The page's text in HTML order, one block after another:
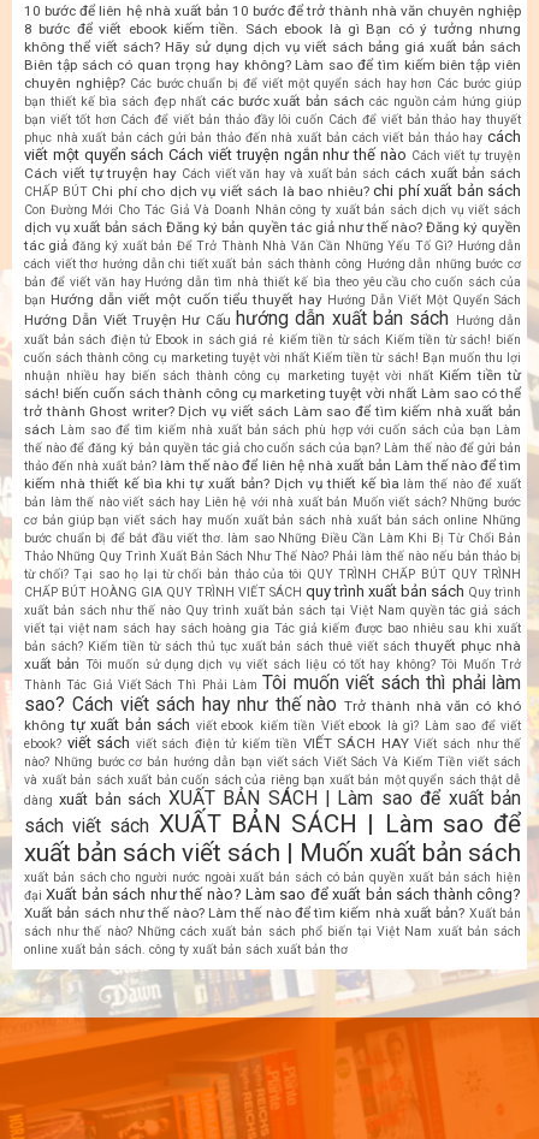
10 bước để liên hệ nhà xuất bản 10 bước để trở thành nhà văn chuyên nghiệp
8 bước để viết ebook kiếm tiền. Sách ebook là gì Bạn có ý tưởng nhưng
không thể viết sách? Hãy sử dụng dịch vụ viết sách bảng giá xuất bản sách
Biên tập sách có quan trọng hay không? Làm sao để tìm kiếm biên tập viên
chuyên nghiệp? Các bước chuẩn bị để viết một quyển sách hay hơn Các bước giúp
bạn thiết kế bìa sách đẹp nhất các bước xuất bản sách các nguồn cảm hứng giúp
bạn viết tốt hơn Cách để viết bản thảo đầy lôi cuốn Cách để viết bản thảo hay thuyết
phục nhà xuất bản cách gửi bản thảo đến nhà xuất bản cách viết bản thảo hay cách
viết một quyển sách Cách viết truyện ngắn như thế nào Cách viết tự truyện
Cách viết tự truyện hay Cách viết văn hay và xuất bản sách cách xuất bản sách
CHẤP BÚT Chi phí cho dịch vụ viết sách là bao nhiêu? chi phí xuất bản sách
Con Đường Mới Cho Tác Giả Và Doanh Nhân công ty xuất bản sách dịch vụ viết sách
dịch vụ xuất bản sách Đăng ký bản quyền tác giả như thế nào? Đăng ký quyền
tác giả đăng ký xuất bản Để Trở Thành Nhà Văn Cần Những Yếu Tố Gì? Hướng dẫn
cách viết thơ hướng dẫn chi tiết xuất bản sách thành công Hướng dẫn những bước cơ
bản để viết văn hay Hướng dẫn tìm nhà thiết kế bìa theo yêu cầu cho cuốn sách của
bạn Hướng dẫn viết một cuốn tiểu thuyết hay Hướng Dẫn Viết Một Quyển Sách
Hướng Dẫn Viết Truyện Hư Cấu hướng dẫn xuất bản sách
Hướng dẫn
xuất bản sách điện tử Ebook in sách giá rẻ kiếm tiền từ sách Kiếm tiền từ sách! biến
cuốn sách thành công cụ marketing tuyệt vời nhất Kiếm tiền từ sách! Bạn muốn thu lợi
nhuận nhiều hay biến sách thành công cụ marketing tuyệt vời nhất Kiếm tiền từ
sách! biến cuốn sách thành công cụ marketing tuyệt vời nhất Làm sao có thể
trở thành Ghost writer? Dịch vụ viết sách Làm sao để tìm kiếm nhà xuất bản
sách Làm sao để tìm kiếm nhà xuất bản sách phù hợp với cuốn sách của bạn Làm
thế nào để đăng ký bản quyền tác giả cho cuốn sách của bạn? Làm thế nào để gửi bản
thảo đến nhà xuất bản? làm thế nào để liên hệ nhà xuất bản Làm thế nào để tìm
kiếm nhà thiết kế bìa khi tự xuất bản? Dịch vụ thiết kế bìa làm thế nào để xuất
bản làm thế nào viết sách hay Liên hệ với nhà xuất bản Muốn viết sách? Những bước
cơ bản giúp bạn viết sách hay muốn xuất bản sách nhà xuất bản sách online Những
bước chuẩn bị để bắt đầu viết thơ. làm sao Những Điều Cần Làm Khi Bị Từ Chối Bản
Thảo Những Quy Trình Xuất Bản Sách Như Thế Nào? Phải làm thế nào nếu bản thảo bị
từ chối? Tại sao họ lại từ chối bản thảo của tôi QUY TRÌNH CHẤP BÚT QUY TRÌNH
CHẤP BÚT HOÀNG GIA QUY TRÌNH VIẾT SÁCH quy trình xuất bản sách Quy trình
xuất bản sách như thế nào Quy trình xuất bản sách tại Việt Nam quyền tác giả sách
viết tại việt nam sách hay sách hoàng gia Tác giả kiếm được bao nhiêu sau khi xuất
bản sách? Kiếm tiền từ sách thủ tục xuất bản sách thuê viết sách thuyết phục nhà
xuất bản Tôi muốn sử dụng dịch vụ viết sách liệu có tốt hay không? Tôi Muốn Trở
Thành Tác Giả Viết Sách Thì Phải Làm Tôi muốn viết sách thì phải làm
sao? Cách viết sách hay như thế nào Trở thành nhà văn có khó
không tự xuất bản sách viết ebook kiếm tiền Viết ebook là gì? Làm sao để viết
ebook? viết sách viết sách điện tử kiếm tiền VIẾT SÁCH HAY Viết sách như thế
nào? Những bước cơ bản hướng dẫn bạn viết sách Viết Sách Và Kiếm Tiền viết sách
và xuất bản sách xuất bản cuốn sách của riêng bạn xuất bản một quyển sách thật dễ
dàng xuất bản sách XUẤT BẢN SÁCH | Làm sao để xuất bản
sách viết sách XUẤT BẢN SÁCH | Làm sao để
xuất bản sách viết sách | Muốn xuất bản sách
xuất bản sách cho người nước ngoài xuất bản sách có bản quyền xuất bản sách hiện
đại Xuất bản sách như thế nào? Làm sao để xuất bản sách thành công?
Xuất bản sách như thế nào? Làm thế nào để tìm kiếm nhà xuất bản? Xuất bản
sách như thế nào? Những cách xuất bản sách phổ biến tại Việt Nam xuất bản sách
online xuất bản sách. công ty xuất bản sách xuất bản thơ